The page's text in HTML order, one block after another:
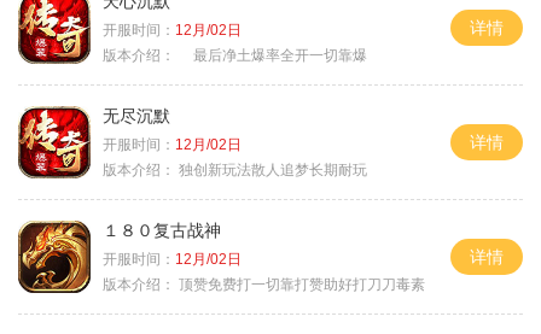
开服时间： 12月/02日
版本介绍：
最后净土爆率全开一切靠爆
详情
无尽沉默
开服时间： 12月/02日
版本介绍： 独创新玩法散人追梦长期耐玩
详情
１８０复古战神
开服时间： 12月/02日
版本介绍： 顶赞免费打一切靠打赞助好打刀刀毒素
详情